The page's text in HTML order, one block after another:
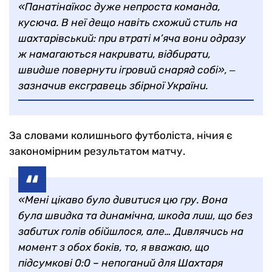
«Панатінаїкос дуже непроста команда,
кусюча. В неї дещо навіть схожий стиль на
шахтарівський: при втраті м’яча вони одразу
ж намагаються накривати, відбирати,
швидше повернути ігровий снаряд собі», ‒
зазначив ексгравець збірної України.
За словами колишнього футболіста, нічия є
закономірним результатом матчу.
«Мені цікаво було дивитися цю гру. Вона
була швидка та динамічна, шкода лиш, що без
забитих голів обійшлося, але… Дивлячись на
момент з обох боків, то, я вважаю, що
підсумкові 0:0 – непоганий для Шахтаря